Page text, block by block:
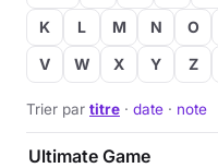
K
L M N O
V
W X Y Z
Trier par titre · date · note
Ultimate Game